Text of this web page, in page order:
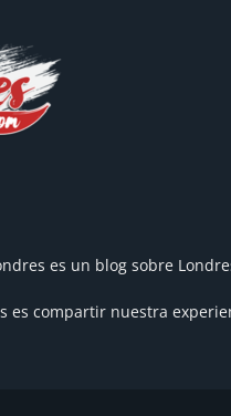
es un blog sobre
es compartir nuestra